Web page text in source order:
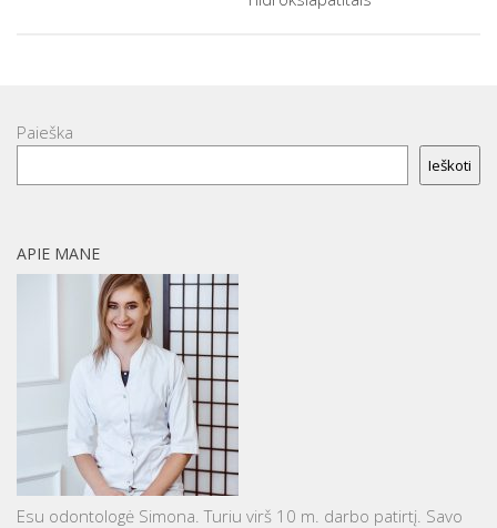
Paieška
Ieškoti
APIE MANE
Esu odontologė Simona. Turiu virš 10 m. darbo patirtį. Savo